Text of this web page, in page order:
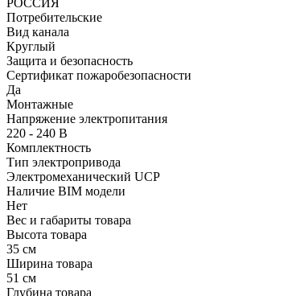
Потребительские
Вид канала
Круглый
Защита и безопасность
Сертификат пожаробезопасности
Да
Монтажные
Напряжение электропитания
220 - 240 В
Комплектность
Тип электропривода
Электромеханический UCP
Наличие BIM модели
Нет
Вес и габариты товара
Высота товара
35 см
Ширина товара
51 см
Глубина товара